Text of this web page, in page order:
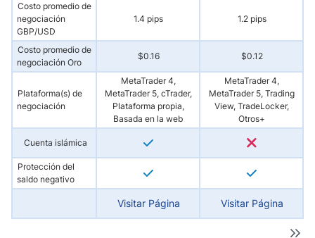
Costo promedio de
negociación
GBP/USD
1.4 pips 1.2 pips
Costo promedio de
negociación Oro
$0.16 $0.12
Plataforma(s) de
negociación
MetaTrader 4,
MetaTrader 5, cTrader,
Plataforma propia,
Basada en la web
MetaTrader 4,
MetaTrader 5, Trading
View, TradeLocker,
Otros+
Cuenta islámica
Protección del
saldo negativo
Visitar Página Visitar Página